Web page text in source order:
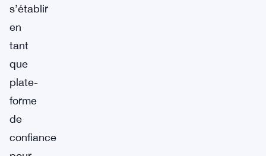
s’établir
en
tant
que
plate-
forme
de
confiance